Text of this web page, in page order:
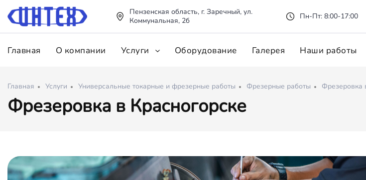
Пензенская область, г. Заречный, ул.
Коммунальная, 2б
Пн-Пт: 8:00-17:00
Главная О компании Услуги Оборудование Галерея Наши работы
Главная Услуги Универсальные токарные и фрезерные работы Фрезерные работы Фрезеровка
Фрезеровка в Красногорске